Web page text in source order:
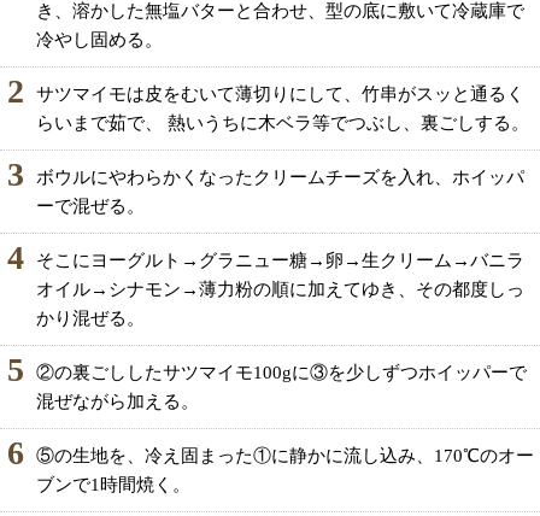
き、溶かした無塩バターと合わせ、型の底に敷いて冷蔵庫で
冷やし固める。
2
サツマイモは皮をむいて薄切りにして、竹串がスッと通るく
らいまで茹で、 熱いうちに木ベラ等でつぶし、裏ごしする。
3
ボウルにやわらかくなったクリームチーズを入れ、ホイッパ
ーで混ぜる。
4
そこにヨーグルト→グラニュー糖→卵→生クリーム→バニラ
オイル→シナモン→薄力粉の順に加えてゆき、その都度しっ
かり混ぜる。
5
②の裏ごししたサツマイモ100gに③を少しずつホイッパーで
混ぜながら加える。
6
⑤の生地を、冷え固まった①に静かに流し込み、170℃のオー
ブンで1時間焼く。